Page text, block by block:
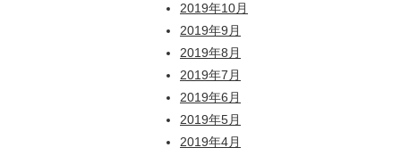
2019年10月
2019年9月
2019年8月
2019年7月
2019年6月
2019年5月
2019年4月